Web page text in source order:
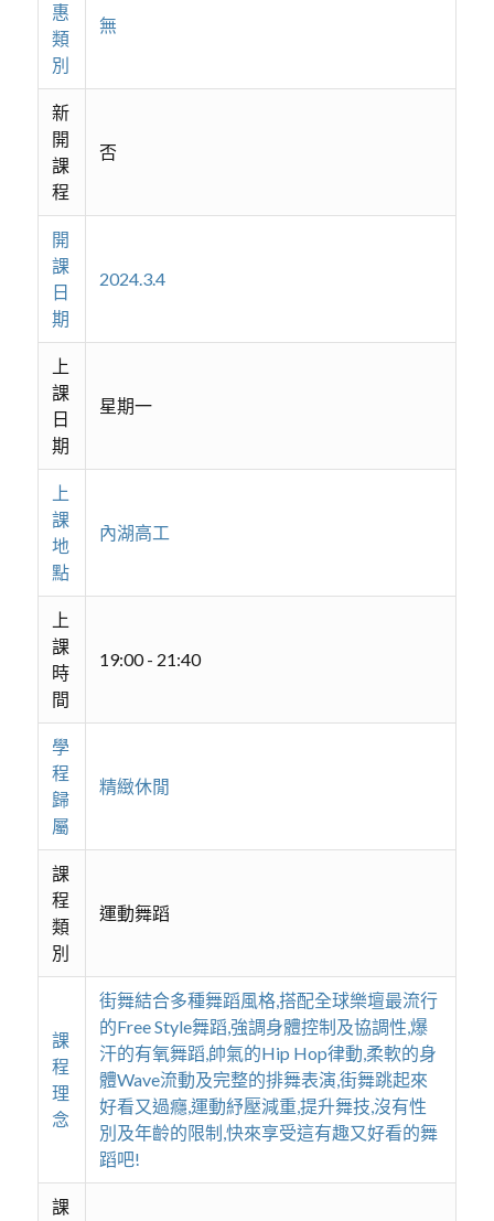
惠
類
別
無
新
開
課
程
否
開
課
日
期
2024.3.4
上
課
日
期
星期一
上
課
地
點
內湖高工
上
課
時
間
19:00 - 21:40
學
程
歸
屬
精緻休閒
課
程
類
別
運動舞蹈
課
程
理
念
街舞結合多種舞蹈風格,搭配全球樂壇最流行
的Free Style舞蹈,強調身體控制及協調性,爆
汗的有氧舞蹈,帥氣的Hip Hop律動,柔軟的身
體Wave流動及完整的排舞表演,街舞跳起來
好看又過癮,運動紓壓減重,提升舞技,沒有性
別及年齡的限制,快來享受這有趣又好看的舞
蹈吧!
課